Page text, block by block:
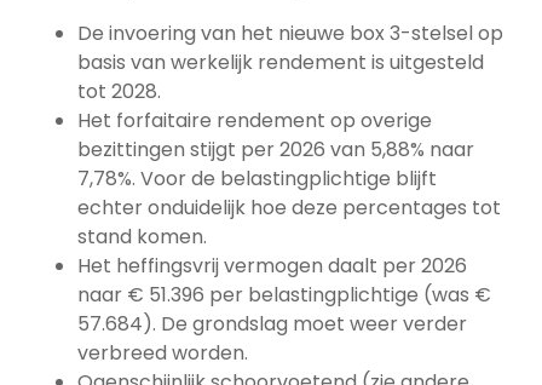
De invoering van het nieuwe box 3-stelsel op
basis van werkelijk rendement is uitgesteld
tot 2028.
Het forfaitaire rendement op overige
bezittingen stijgt per 2026 van 5,88% naar
7,78%. Voor de belastingplichtige blijft
echter onduidelijk hoe deze percentages tot
stand komen.
Het heffingsvrij vermogen daalt per 2026
naar € 51.396 per belastingplichtige (was €
57.684). De grondslag moet weer verder
verbreed worden.